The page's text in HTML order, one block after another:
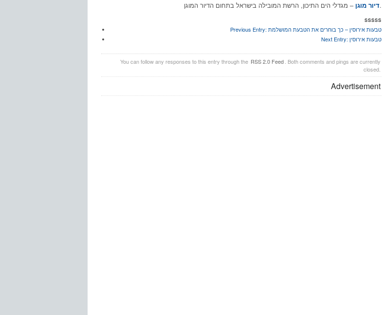
דיור מוגן– מגדלי הים התיכון, הרשת המובילה בישראל בתחום הדיור המוגן.
sssss
Previous Entry: טבעות אירוסין – כך בוחרים את הטבעת המושלמת
Next Entry: טבעות אירוסין
You can follow any responses to this entry through the RSS 2.0 Feed . Both comments and pings are currently
closed.
Advertisement